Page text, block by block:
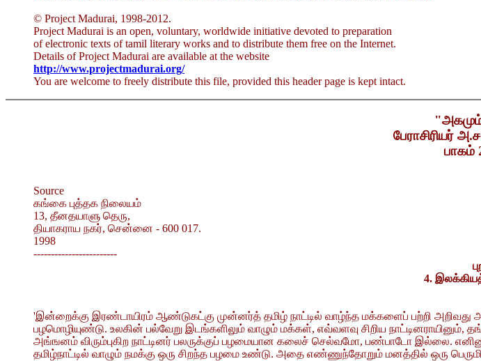
© Project Madurai, 1998-2012.
Project Madurai is an open, voluntary, worldwide initiative devoted to preparation
of electronic texts of tamil literary works and to distribute them free on the Internet.
Details of Project Madurai are available at the website
http://www.projectmadurai.org/
You are welcome to freely distribute this file, provided this header page is kept intact.
"அகமும்
பேராசிரியர்
பாகம்
Source
கங்கை புத்தக நிலையம்
13, தீனதயாளு தெரு,
தியாகராய நகர், சென்னை - 600 017.
1998
------------------------
4.
'இன்றைக்கு இரண்டாயிரம் ஆண்டுகட்கு முன்னர்த் தமிழ் நாட்டில் வாழ்ந்த மக்களைப் பற்றி அறிவது
பழமொழியுண்டு. உலகின் பல்வேறு இடங்களிலும் வாழும் மக்கள், எவ்வளவு சிறிய
அங்ஙனம் விரும்புகிற நாட்டினர் பலருக்குப் பழமையான கலைச் செல்வமோ, பண்பாடோ இல்லை.
தமிழ்நாட்டில் வாழும் நமக்கு ஒரு சிறந்த பழமை உண்டு. அதை எண்ணுந்தோறும் மனத்தில் ஒரு